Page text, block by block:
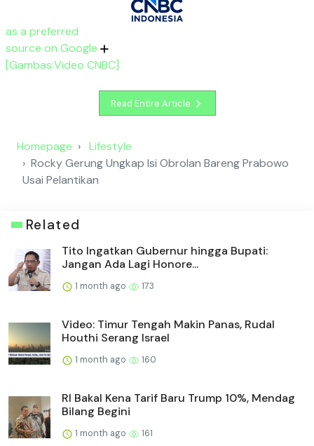
as a preferred
source on Google
[Gambas:Video CNBC]
Read Entire Article
Homepage
Lifestyle
Rocky Gerung Ungkap Isi Obrolan Bareng Prabowo
Usai Pelantikan
Related
Tito Ingatkan Gubernur hingga Bupati:
Jangan Ada Lagi Honore...
1 month ago 173
Video: Timur Tengah Makin Panas, Rudal
Houthi Serang Israel
1 month ago 160
RI Bakal Kena Tarif Baru Trump 10%, Mendag
Bilang Begini
1 month ago 161